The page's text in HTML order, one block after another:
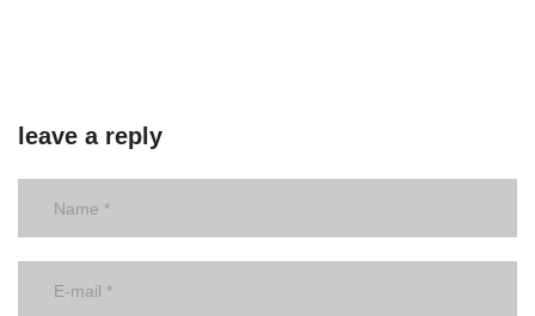
leave a reply